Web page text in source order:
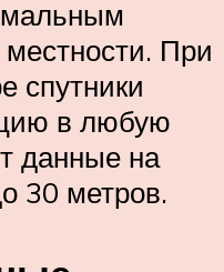
При
спутники
в любую
данные на
30 метров.